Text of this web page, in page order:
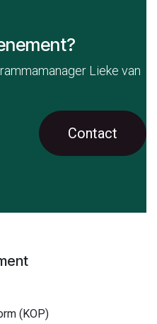
Lieke van
Contact
(KOP)